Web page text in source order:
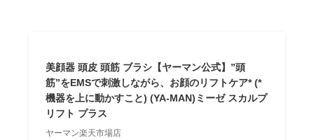
美顔器 頭皮 頭筋 ブラシ【ヤーマン公式】”頭
筋”をEMSで刺激しながら、お顔のリフトケア* (*
機器を上に動かすこと) (YA-MAN)ミーゼ スカルプ
リフト プラス
ヤーマン楽天市場店